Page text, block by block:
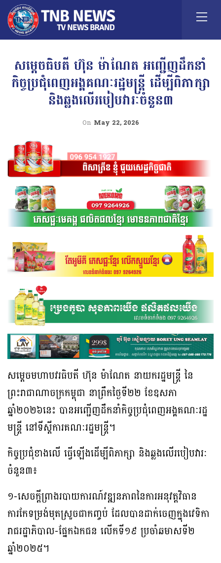
សម្តេចធិបតី ហ៊ុន ម៉ាណែត អញ្ជើញដឹកនាំ
កិច្ចប្រជុំពេញអង្គគណៈរដ្ឋមន្ត្រី ដើម្បីពិភាក្សា
និងឆ្លងលើរបៀបវារៈចំនួន៣
On May 22, 2026
សម្តេចមហាបវរធិបតី ហ៊ុន ម៉ាណែត នាយករដ្ឋមន្ត្រី នៃ
ព្រះរាជាណាចក្រកម្ពុជា នាព្រឹកថ្ងៃទី២២ ខែឧសភា
ឆ្នាំ២០២៦នេះ បានអញ្ជើញដឹកនាំកិច្ចប្រជុំពេញអង្គគណៈរដ្ឋ
មន្ត្រី នៅទីស្តីការគណៈរដ្ឋមន្ត្រី។
កិច្ចប្រជុំខាងលើ ធ្វើឡើងដើម្បីពិភាក្សា និងឆ្លងលើរបៀបវារៈ
ចំនួន៣៖
១-សេចក្តីព្រាងរបាយការណ៍វឌ្ឍនភាពនៃការអនុវត្តវិធាន
ការកែទម្រង់មុតស្រួចជាកញ្ចប់ ដែលបានដាក់ចេញក្នុងវេទិកា
រាជរដ្ឋាភិបាល-ផ្នែកឯកជន លើកទី១៩ ប្រចាំឆមាសទី២
ឆ្នាំ២០២៥។